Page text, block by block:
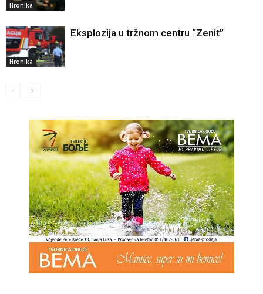
Hronika
Hronika
Eksplozija u tržnom centru “Zenit”